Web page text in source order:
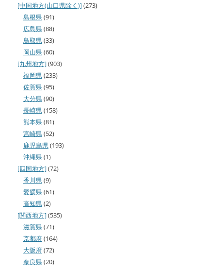
[中国地方(山口県除く)](273)
島根県(91)
広島県(88)
鳥取県(33)
岡山県(60)
[九州地方](903)
福岡県(233)
佐賀県(95)
大分県(90)
長崎県(158)
熊本県(81)
宮崎県(52)
鹿児島県(193)
沖縄県(1)
[四国地方](72)
香川県(9)
愛媛県(61)
高知県(2)
[関西地方](535)
滋賀県(71)
京都府(164)
大阪府(72)
奈良県(20)